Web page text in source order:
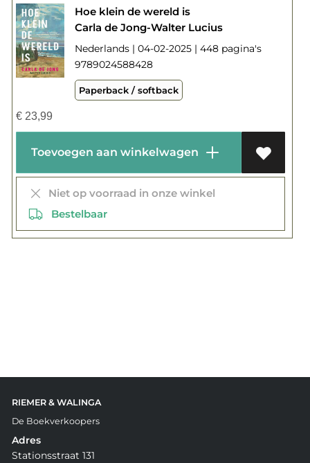
Hoe klein de wereld is
Carla de Jong-Walter Lucius
Nederlands | 04-02-2025 | 448 pagina's
9789024588428
Paperback / softback
€23,99
Toevoegen aan winkelwagen
Niet op voorraad in onze winkel
Bestelbaar
RIEMER & WALINGA
De Boekverkoopers
Adres
Stationsstraat 131